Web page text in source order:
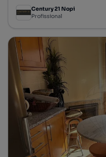
Century 21 Nopi
Profissional